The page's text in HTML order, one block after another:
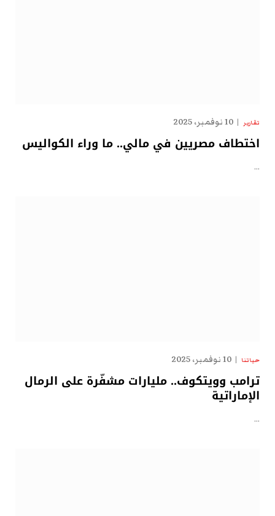
تقارير 10 نوفمبر، 2025
اختطاف مصريين في مالي.. ما وراء الكواليس
…
حياتنا 10 نوفمبر، 2025
ترامب وويتكوف.. مليارات مشفّرة على الرمال
الإماراتية
…